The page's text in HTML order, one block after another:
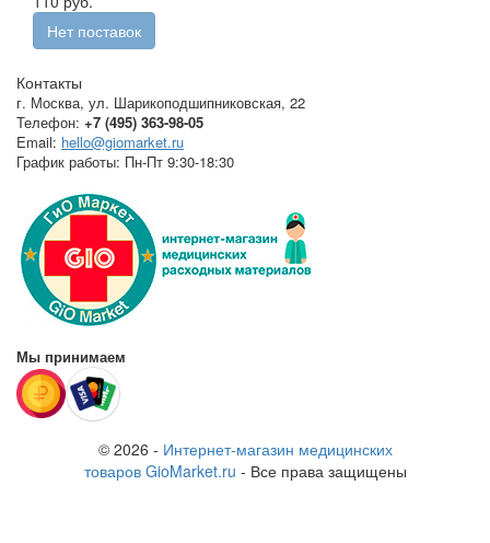
Нет поставок
Контакты
г. Москва, ул. Шарикоподшипниковская, 22
Телефон: +7 (495) 363-98-05
Email: hello@giomarket.ru
График работы: Пн-Пт 9:30-18:30
Мы принимаем
© 2026 - Интернет-магазин медицинских
товаров GioMarket.ru - Все права защищены